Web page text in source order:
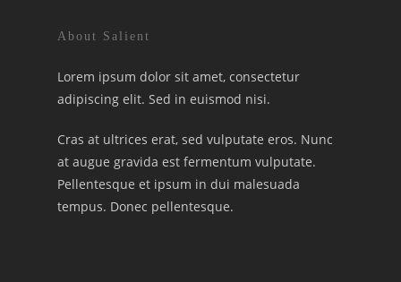
About Salient
Lorem ipsum dolor sit amet, consectetur
adipiscing elit. Sed in euismod nisi.
Cras at ultrices erat, sed vulputate eros. Nunc
at augue gravida est fermentum vulputate.
Pellentesque et ipsum in dui malesuada
tempus. Donec pellentesque.